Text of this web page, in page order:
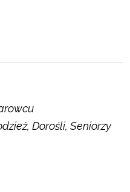
Dorośli, Seniorzy